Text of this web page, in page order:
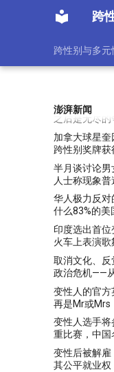
跨
跨性别与多
澎湃新闻
关于《哈泼
冲击女子职
出海东南亚，
别以为同性婚
之后是无尽的
加拿大球星
跨性别奖牌获
半月谈讨论
人士称现象
华人极力反对
什么83%的美
印度选出首
火车上表演歌
取消文化、
政治危机——
变性人的官方
再是Mr或Mrs
变性人选手
重比赛，中国
变性后被解雇
其公平就业权